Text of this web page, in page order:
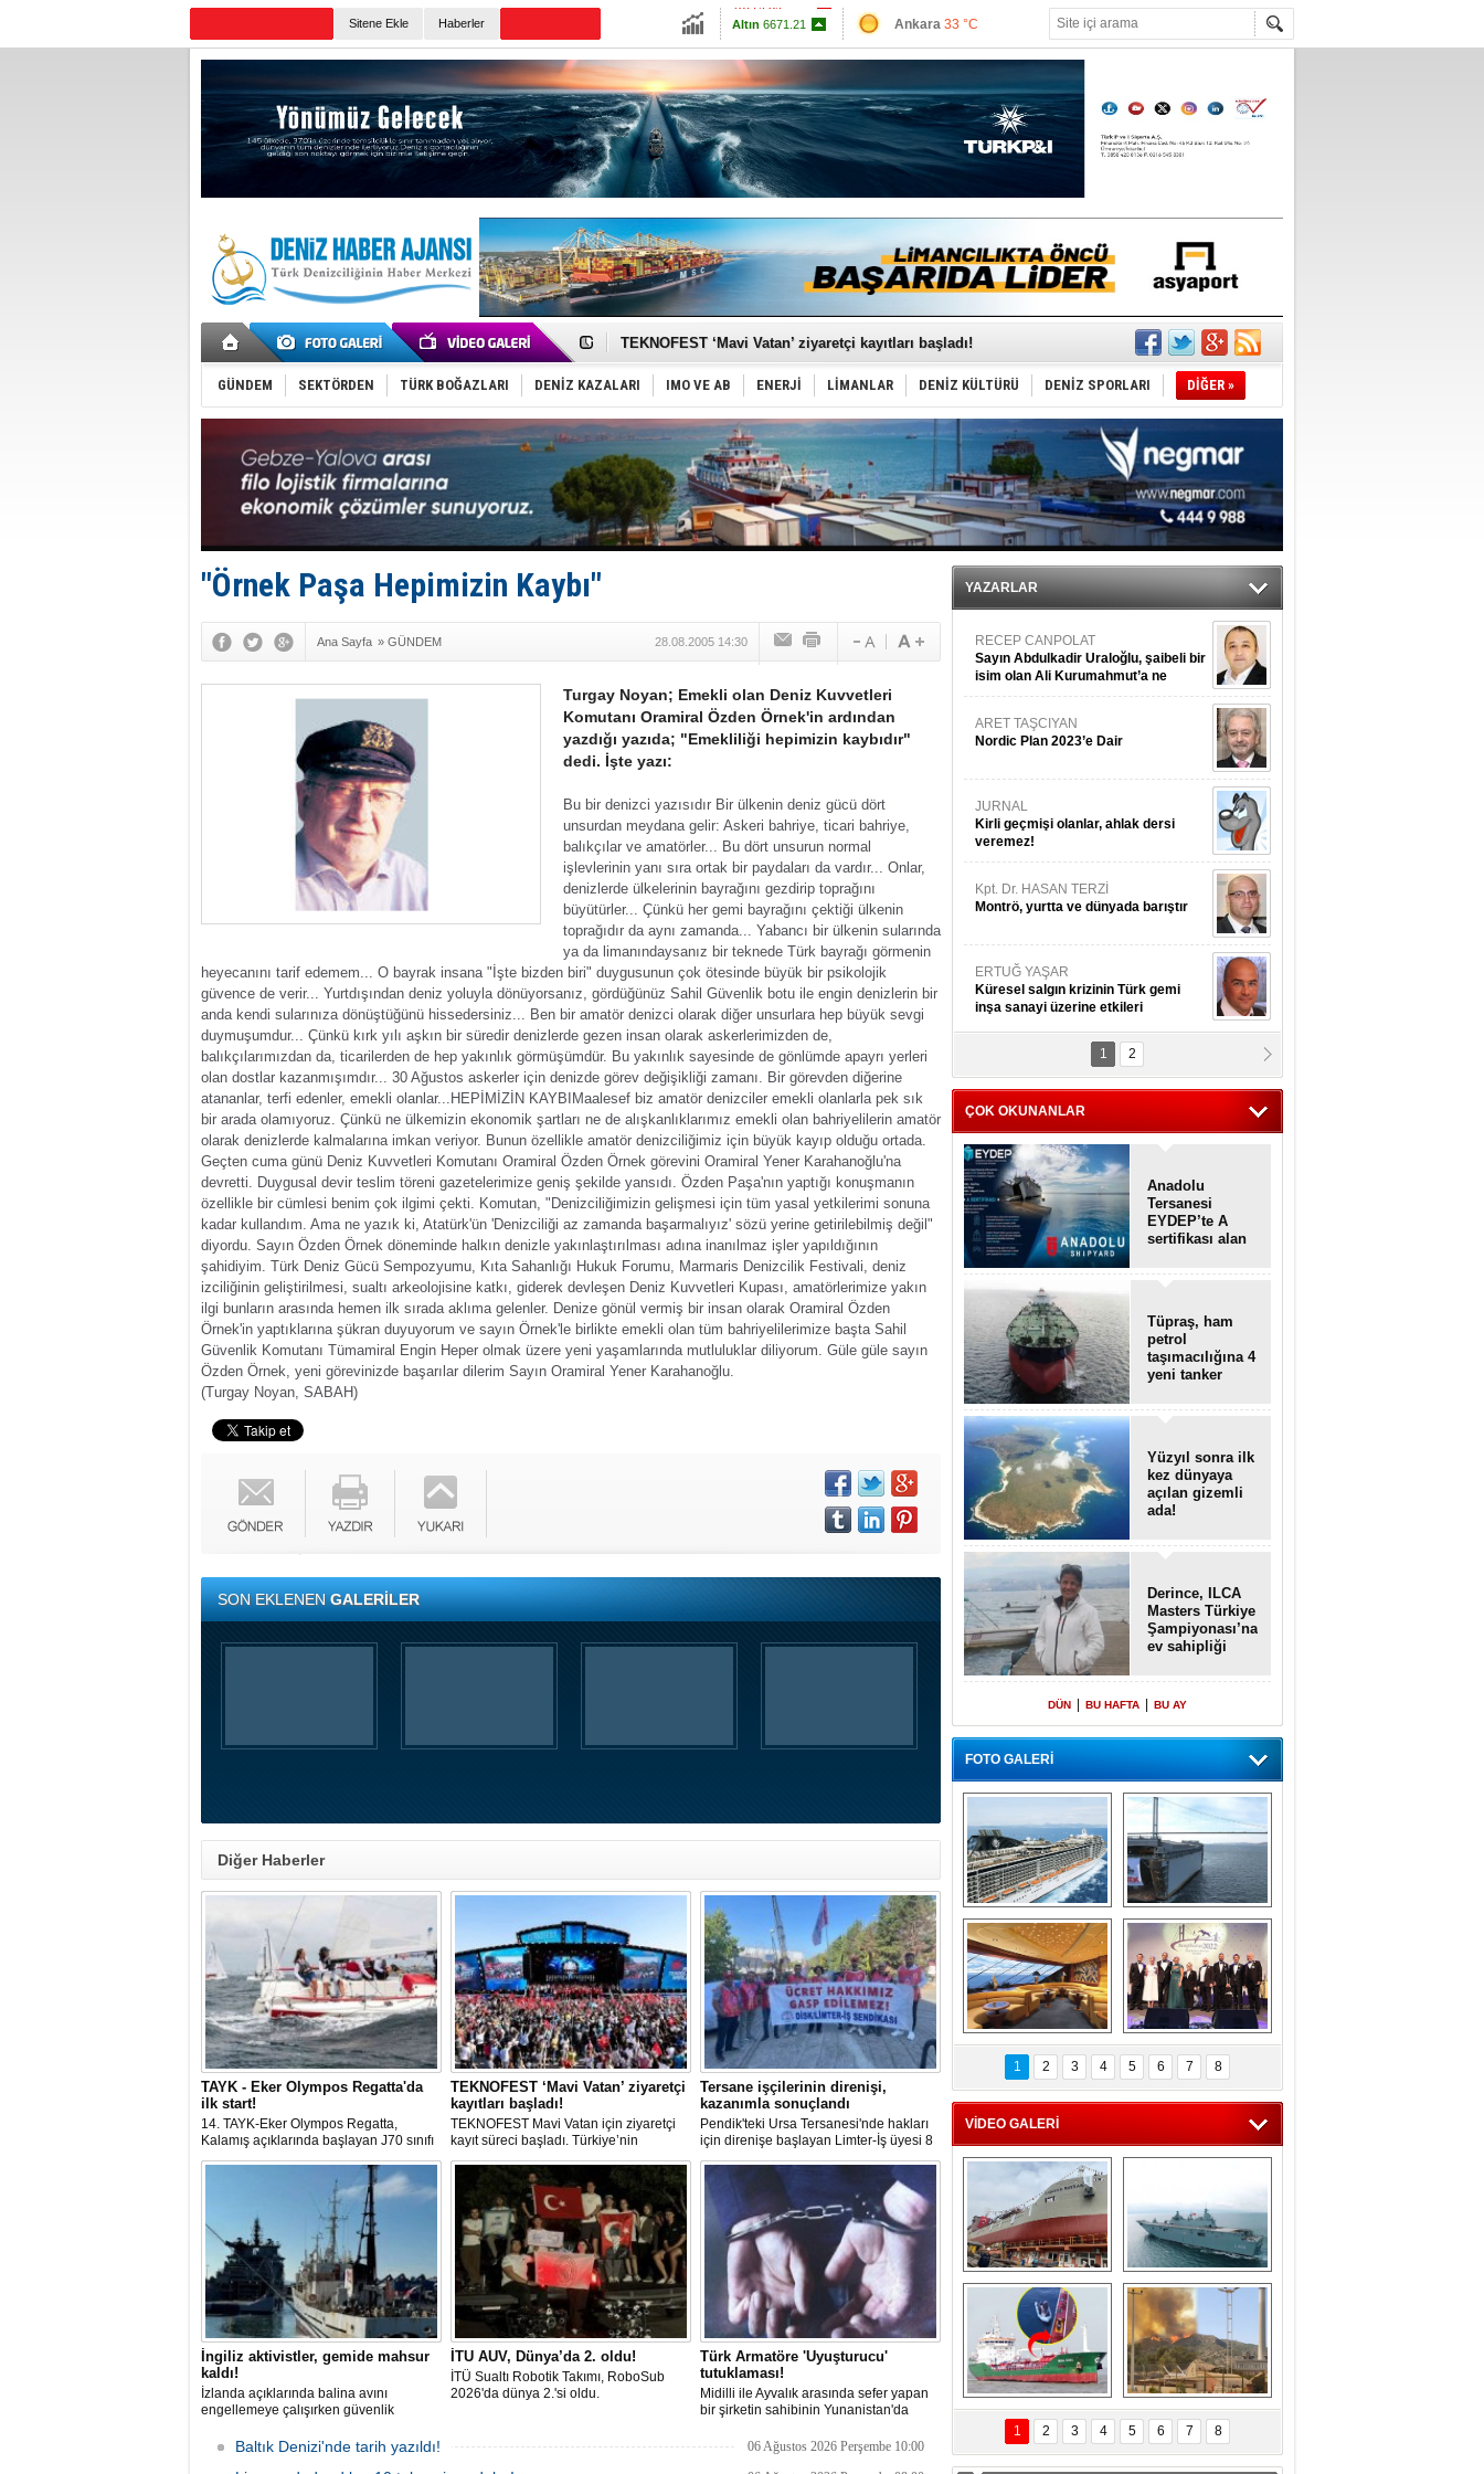
Sitene Ekle Haberler
Altın 6671.21
Euro55.1765
Ankara 33 °C
Antalya31 °C
Muğla 32 °C
Çanakkale 34 °C
TAYK - Eker Olympos Regatta'da ilk start!
TEKNOFEST ‘Mavi Vatan’ ziyaretçi kayıtları başladı!
Tersane işçilerinin direnişi, kazanımla sonuçlandı
İngiliz aktivistler, gemide mahsur kaldı!
FESCO, Karadeniz'de yeni sevkiyat taleplerini durdurdu
DESE, BIMCO’ya katıldı
GİMBİRDER gemi inşa yan sanayinin sorunlarını tartıştı
35 milyon TL'lik tekne projesinde karar çıktı
İnsansız cankurtaran ihalesini BlueForge kazandı
Yüzyıl sonra ilk kez dünyaya açılan gizemli ada!
Anadolu Tersanesi EYDEP’te A sertifikası alan ilk tersane oldu
Derince, ILCA Masters Türkiye Şampiyonası’na ev sahipliği yapacak
Tüpraş, ham petrol taşımacılığına 4 yeni tanker daha ekliyor
GÜNDEM SEKTÖRDEN TÜRK BOĞAZLARI DENİZ KAZALARI IMO VE AB ENERJİ LİMANLAR DENİZ KÜLTÜRÜ DENİZ SPORLARI DİĞER »
"Örnek Paşa Hepimizin Kaybı"
Ana Sayfa » GÜNDEM 28.08.2005 14:30
Turgay Noyan; Emekli olan Deniz Kuvvetleri
Komutanı Oramiral Özden Örnek'in ardından
yazdığı yazıda; "Emekliliği hepimizin kaybıdır"
dedi. İşte yazı:
Bu bir denizci yazısıdır Bir ülkenin deniz gücü dört
unsurdan meydana gelir: Askeri bahriye, ticari bahriye,
balıkçılar ve amatörler... Bu dört unsurun normal
işlevlerinin yanı sıra ortak bir paydaları da vardır... Onlar,
denizlerde ülkelerinin bayrağını gezdirip toprağını
büyütürler... Çünkü her gemi bayrağını çektiği ülkenin
toprağıdır da aynı zamanda... Yabancı bir ülkenin sularında
ya da limanındaysanız bir teknede Türk bayrağı görmenin
heyecanını tarif edemem... O bayrak insana "İşte bizden biri" duygusunun çok ötesinde büyük bir psikolojik
güvence de verir... Yurtdışından deniz yoluyla dönüyorsanız, gördüğünüz Sahil Güvenlik botu ile engin denizlerin bir
anda kendi sularınıza dönüştüğünü hissedersiniz... Ben bir amatör denizci olarak diğer unsurlara hep büyük sevgi
duymuşumdur... Çünkü kırk yılı aşkın bir süredir denizlerde gezen insan olarak askerlerimizden de,
balıkçılarımızdan da, ticarilerden de hep yakınlık görmüşümdür. Bu yakınlık sayesinde de gönlümde apayrı yerleri
olan dostlar kazanmışımdır... 30 Ağustos askerler için denizde görev değişikliği zamanı. Bir görevden diğerine
atananlar, terfi edenler, emekli olanlar... HEPİMİZİN KAYBI Maalesef biz amatör denizciler emekli olanlarla pek sık
bir arada olamıyoruz. Çünkü ne ülkemizin ekonomik şartları ne de alışkanlıklarımız emekli olan bahriyelilerin amatör
olarak denizlerde kalmalarına imkan veriyor. Bunun özellikle amatör denizciliğimiz için büyük kayıp olduğu ortada.
Geçten cuma günü Deniz Kuvvetleri Komutanı Oramiral Özden Örnek görevini Oramiral Yener Karahanoğlu'na
devretti. Duygusal devir teslim töreni gazetelerimize geniş şekilde yansıdı. Özden Paşa'nın yaptığı konuşmanın
özellikle bir cümlesi benim çok ilgimi çekti. Komutan, "Denizciliğimizin gelişmesi için tüm yasal yetkilerimi sonuna
kadar kullandım. Ama ne yazık ki, Atatürk'ün 'Denizciliği az zamanda başarmalıyız' sözü yerine getirilebilmiş değil"
diyordu. Sayın Özden Örnek döneminde halkın denizle yakınlaştırılması adına inanılmaz işler yapıldığının
şahidiyim. Türk Deniz Gücü Sempozyumu, Kıta Sahanlığı Hukuk Forumu, Marmaris Denizcilik Festivali, deniz
izciliğinin geliştirilmesi, sualtı arkeolojisine katkı, giderek devleşen Deniz Kuvvetleri Kupası, amatörlerimize yakın
ilgi bunların arasında hemen ilk sırada aklıma gelenler. Denize gönül vermiş bir insan olarak Oramiral Özden
Örnek'in yaptıklarına şükran duyuyorum ve sayın Örnek'le birlikte emekli olan tüm bahriyelilerimize başta Sahil
Güvenlik Komutanı Tümamiral Engin Heper olmak üzere yeni yaşamlarında mutluluklar diliyorum. Güle güle sayın
Özden Örnek, yeni görevinizde başarılar dilerim Sayın Oramiral Yener Karahanoğlu.
(Turgay Noyan, SABAH)
SON EKLENENGALERİLER
Diğer Haberler
TAYK - Eker Olympos Regatta'da
ilk start!
14. TAYK-Eker Olympos Regatta,
Kalamış açıklarında başlayan J70 sınıfı
yarışlarıyla ilk startını verdi. İstanbul'u 10
gün boyunca yelken coşkusuyla
buluşturacak organizasyonun ilk
gününde 9 tekne rüzgârla buluştu.
TEKNOFEST ‘Mavi Vatan’ ziyaretçi
kayıtları başladı!
TEKNOFEST Mavi Vatan için ziyaretçi
kayıt süreci başladı. Türkiye’nin
denizcilik ve savunma teknolojilerine
odaklanan etkinliği, 20-23 Ağustos
tarihleri arasında Gölcük Tersanesi
Komutanlığı’nda gerçekleştirilecek.
Tersane işçilerinin direnişi,
kazanımla sonuçlandı
Pendik'teki Ursa Tersanesi'nde hakları
için direnişe başlayan Limter-İş üyesi 8
işçinin mücadelesi sonuç verdi. İşveren,
arabulucu görüşmesinde tüm
alacakların ödenmesini kabul etti.
Sendika, sözlerin tutulmaması halinde
direnişin süreceğini açıkladı
İngiliz aktivistler, gemide mahsur
kaldı!
İzlanda açıklarında balina avını
engellemeye çalışırken güvenlik
protesto gemisindeki 21 çevre aktivisti,
günlerdir gemiden çıkmalarına izin
İTU AUV, Dünya’da 2. oldu!
İTÜ Sualtı Robotik Takımı, RoboSub
2026'da dünya 2.'si oldu.
Türk Armatöre 'Uyuşturucu'
tutuklaması!
Midilli ile Ayvalık arasında sefer yapan
bir şirketin sahibinin Yunanistan'da
Baltık Denizi'nde tarih yazıldı! 06 Ağustos 2026 Perşembe 10:00
YAZARLAR
RECEP CANPOLAT
Sayın Abdulkadir Uraloğlu, şaibeli bir
isim olan Ali Kurumahmut’a ne
danışıyorsunuz?
ARET TAŞCIYAN
Nordic Plan 2023’e Dair
JURNAL
Kirli geçmişi olanlar, ahlak dersi
veremez!
Kpt. Dr. HASAN TERZİ
Montrö, yurtta ve dünyada barıştır
ERTUĞ YAŞAR
Küresel salgın krizinin Türk gemi
inşa sanayi üzerine etkileri
Kpt. MESUT AZMİ GÖKSOY
ithafen...
1 2
ÇOK OKUNANLAR
Anadolu
Tersanesi
EYDEP’te A
sertifikası alan
Tüpraş, ham
petrol
taşımacılığına 4
yeni tanker
Yüzyıl sonra ilk
kez dünyaya
açılan gizemli
ada!
Derince, ILCA
Masters Türkiye
Şampiyonası’na
ev sahipliği
DÜN BU HAFTA BU AY
FOTO GALERİ
“Gemi içinde gemi”
konsepti ile MSC
Splendida
Dünyada tek!
Denizaltı yüzer
havuzu intikal
seyrine başladı
MSC'den 55 milyon
euroluk turizm geliri
müjdesi
5. Bosphorus Ship
Brokers Dinner,
İstanbul’da yapıldı
1 2 3 4 5 6 7 8
VİDEO GALERİ
Çeksan Tersanesi,
Başaran Bayrak
tankerini suya
indirdi
TCG Anadolu,
tersane teknik
seyrini tamamladı
Göçmenlerin
imdadına Türk
sahipli MINA DENIZ
yetişti
Milas’taki yangın
yeniden termik
santrallere doğru
ilerliyor
1 2 3 4 5 6 7 8